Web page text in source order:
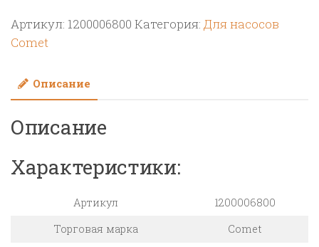
3"
патрубка
насоса
BP300
Артикул: 1200006800 Категория: Для насосов
Comet
Описание
Описание
Характеристики:
Артикул
1200006800
Торговая марка
Comet